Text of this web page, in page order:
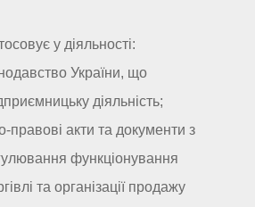
у діяльності:
України, що
діяльність;
акти та документи з
функціонування
та організації продажу